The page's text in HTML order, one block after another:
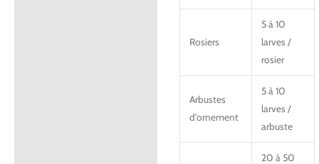
Rosiers
5 à 10
larves /
rosier
Arbustes
d’ornement
5 à 10
larves /
arbuste
20 à 50